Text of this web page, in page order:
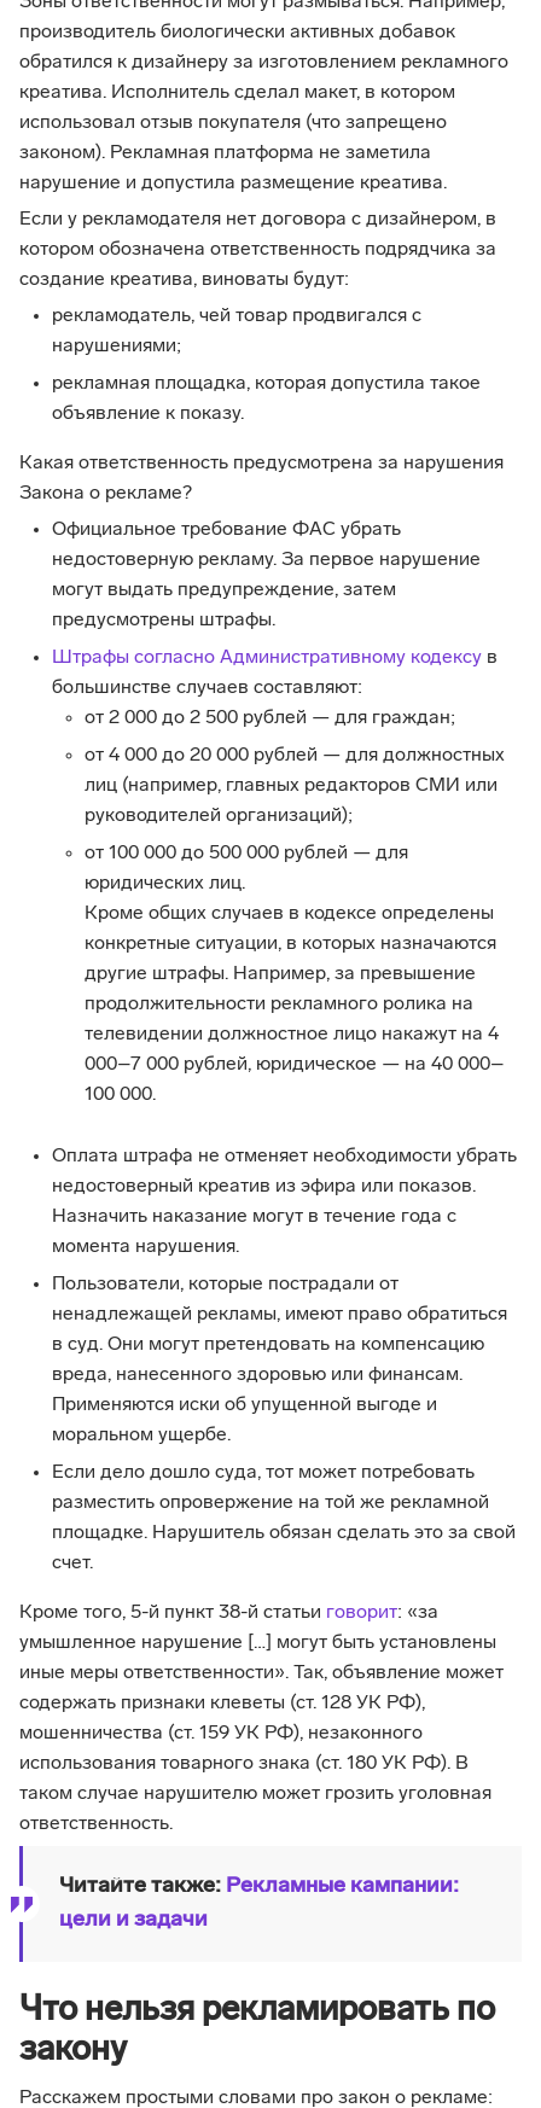
производитель биологически активных добавок
обратился к дизайнеру за изготовлением рекламного
креатива. Исполнитель сделал макет, в котором
использовал отзыв покупателя (что запрещено
законом). Рекламная платформа не заметила
нарушение и допустила размещение креатива.
Если у рекламодателя нет договора с дизайнером, в
котором обозначена ответственность подрядчика за
создание креатива, виноваты будут:
рекламодатель, чей товар продвигался с
нарушениями;
рекламная площадка, которая допустила такое
объявление к показу.
Какая ответственность предусмотрена за нарушения
Закона о рекламе?
Официальное требование ФАС убрать
недостоверную рекламу. За первое нарушение
могут выдать предупреждение, затем
предусмотрены штрафы.
Штрафы согласно Административному кодексу в
большинстве случаев составляют:
от 2 000 до 2 500 рублей — для граждан;
от 4 000 до 20 000 рублей — для должностных
лиц (например, главных редакторов СМИ или
руководителей организаций);
от 100 000 до 500 000 рублей — для
юридических лиц.
Кроме общих случаев в кодексе определены
конкретные ситуации, в которых назначаются
другие штрафы. Например, за превышение
продолжительности рекламного ролика на
телевидении должностное лицо накажут на 4
000–7 000 рублей, юридическое — на 40 000–
100 000.
Оплата штрафа не отменяет необходимости убрать
недостоверный креатив из эфира или показов.
Назначить наказание могут в течение года с
момента нарушения.
Пользователи, которые пострадали от
ненадлежащей рекламы, имеют право обратиться
в суд. Они могут претендовать на компенсацию
вреда, нанесенного здоровью или финансам.
Применяются иски об упущенной выгоде и
моральном ущербе.
Если дело дошло суда, тот может потребовать
разместить опровержение на той же рекламной
площадке. Нарушитель обязан сделать это за свой
счет.
Кроме того, 5-й пункт 38-й статьи говорит: «за
умышленное нарушение […] могут быть установлены
иные меры ответственности». Так, объявление может
содержать признаки клеветы (ст. 128 УК РФ),
мошенничества (ст. 159 УК РФ), незаконного
использования товарного знака (ст. 180 УК РФ). В
таком случае нарушителю может грозить уголовная
ответственность.
Читайте также: Рекламные кампании:
цели и задачи
Что нельзя рекламировать по
закону
Расскажем простыми словами про закон о рекламе: